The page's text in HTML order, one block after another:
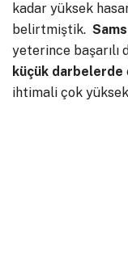
kadar yüksek hasar
belirtmiştik.
yeterince başarılı
küçük darbelerde
ihtimali çok